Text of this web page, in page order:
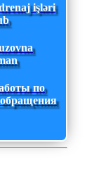
işləri
по